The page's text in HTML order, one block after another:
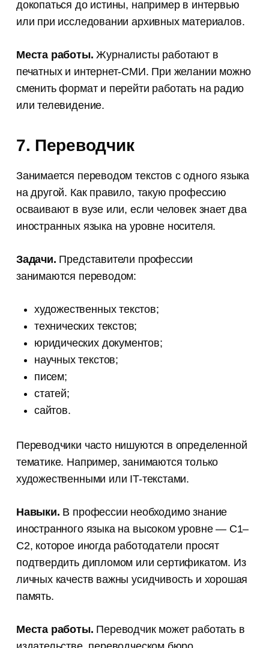
докопаться до истины, например в интервью
или при исследовании архивных материалов.
Места работы. Журналисты работают в
печатных и интернет-СМИ. При желании можно
сменить формат и перейти работать на радио
или телевидение.
7. Переводчик
Занимается переводом текстов с одного языка
на другой. Как правило, такую профессию
осваивают в вузе или, если человек знает два
иностранных языка на уровне носителя.
Задачи. Представители профессии
занимаются переводом:
художественных текстов;
технических текстов;
юридических документов;
научных текстов;
писем;
статей;
сайтов.
Переводчики часто нишуются в определенной
тематике. Например, занимаются только
художественными или IT-текстами.
Навыки. В профессии необходимо знание
иностранного языка на высоком уровне — С1–
С2, которое иногда работодатели просят
подтвердить дипломом или сертификатом. Из
личных качеств важны усидчивость и хорошая
память.
Места работы. Переводчик может работать в